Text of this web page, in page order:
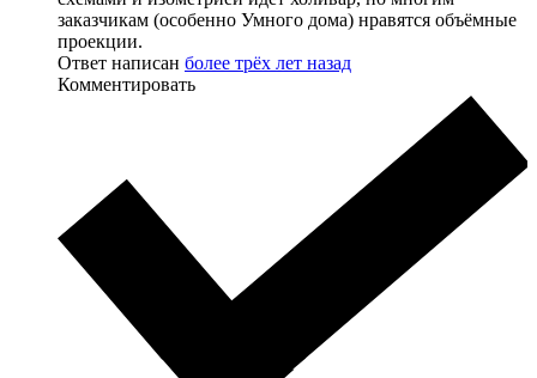
заказчикам (особенно Умного дома) нравятся объёмные
проекции.
Ответ написан более трёх лет назад
Комментировать